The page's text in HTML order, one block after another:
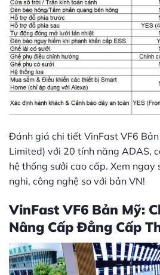
Đánh giá chi tiết VinFast VF6 Bản
Limited) với 20 tính năng ADAS,
hệ thống sưởi cao cấp. Xem ngay
nghi, công nghệ so với bản VN!
VinFast VF6 Bản Mỹ:
Nâng Cấp Đẳng Cấp